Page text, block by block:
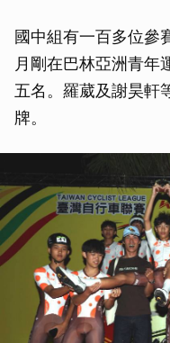
國中組有一百多位參
月剛在巴林亞洲青年
五名。羅葳及謝昊軒
牌。